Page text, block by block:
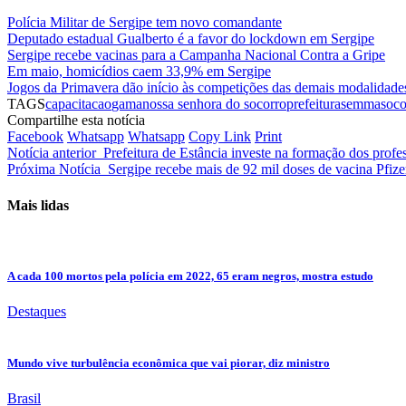
Polícia Militar de Sergipe tem novo comandante
Deputado estadual Gualberto é a favor do lockdown em Sergipe
Sergipe recebe vacinas para a Campanha Nacional Contra a Gripe
Em maio, homicídios caem 33,9% em Sergipe
Jogos da Primavera dão início às competições das demais
TAGScapacitacaogamanossa senhora do socorroprefeiturasemma
Compartilhe esta notícia
Facebook Whatsapp Whatsapp Copy Link Print
Notícia anterior Prefeitura de Estância investe na formação dos
Próxima Notícia Sergipe recebe mais de 92 mil doses de vacina
Mais lidas
A cada 100 mortos pela polícia em 2022, 65 eram negros, mostra estudo
Destaques
Mundo vive turbulência econômica que vai piorar, diz ministro
Brasil